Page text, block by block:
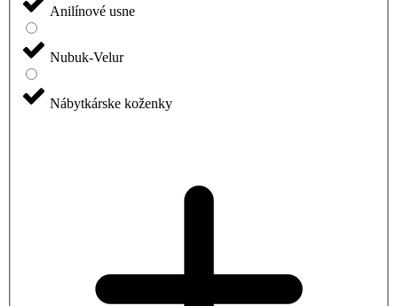
Anilínové usne
Nubuk-Velur
Nábytkárske koženky